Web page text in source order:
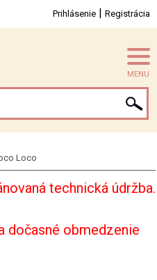
Prihlásenie | Registrácia
MENU
Loco
technická údržba.
dočasné obmedzenie